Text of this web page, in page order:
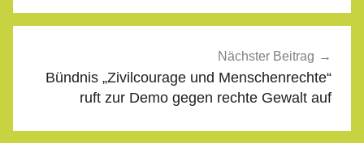
Nächster Beitrag
Bündnis „Zivilcourage und Menschenrechte“
ruft zur Demo gegen rechte Gewalt auf